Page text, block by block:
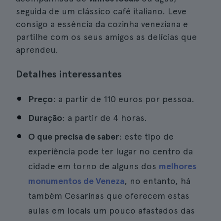
seguida de um clássico café italiano. Leve
consigo a essência da cozinha veneziana e
partilhe com os seus amigos as delícias que
aprendeu.
Detalhes interessantes
Preço: a partir de 110 euros por pessoa.
Duração: a partir de 4 horas.
O que precisa de saber: este tipo de
experiência pode ter lugar no centro da
cidade em torno de alguns dos melhores
monumentos de Veneza, no entanto, há
também Cesarinas que oferecem estas
aulas em locais um pouco afastados das